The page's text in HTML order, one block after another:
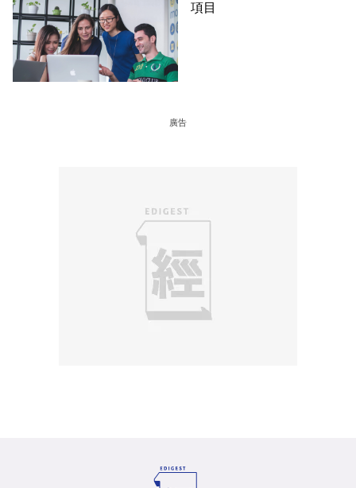
項目
廣告